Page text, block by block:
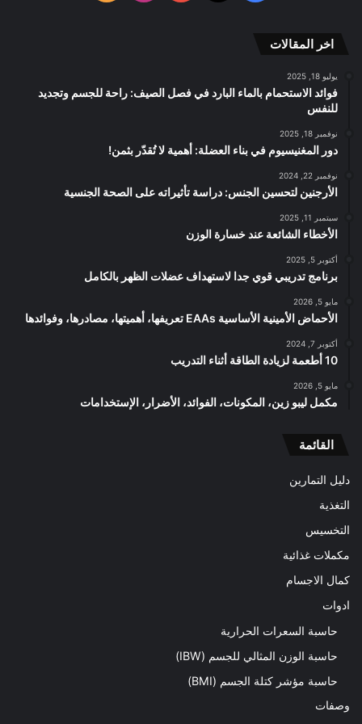
اخر المقالات
يوليو 18, 2025
فوائد الاستحمام بالماء البارد في فصل الصيف: راحة للجسم وتجديد
للنفس
نوفمبر 18, 2025
دور المغنيسيوم في بناء العضلة: أهمية لا تُقدّر بثمن!
نوفمبر 22, 2024
الأرجنين لتحسين الجنس: دراسة تأثيراته على الصحة الجنسية
سبتمبر 11, 2025
الأخطاء الشائعة عند خسارة الوزن
أكتوبر 5, 2025
برنامج تدريبي قوي جدا لاستهداف عضلات الظهر بالكامل
مايو 5, 2026
الأحماض الأمينية الأساسية EAAs تعريفها، أهميتها، مصادرها، وفوائدها
أكتوبر 7, 2024
10 أطعمة لزيادة الطاقة أثناء التدريب
مايو 5, 2026
مكمل ليبو زين، المكونات، الفوائد، الأضرار، الإستخدامات
القائمة
دليل التمارين
التغذية
التخسيس
مكملات غذائية
كمال الاجسام
ادوات
حاسبة السعرات الحرارية
حاسبة الوزن المثالي للجسم (IBW)
حاسبة مؤشر كتلة الجسم (BMI)
وصفات